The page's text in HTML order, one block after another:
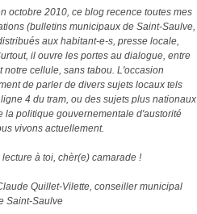
octobre 2010, ce blog recence toutes mes
(bulletins municipaux de Saint-Saulve,
aux habitant-e-s, presse locale,
il ouvre les portes au dialogue, entre
notre cellule, sans tabou. L'occasion
de parler de divers sujets locaux tels
4 du tram, ou des sujets plus nationaux
la politique gouvernementale d'austorité
vivons actuellement.
à toi, chèr(e) camarade !
Quillet-Vilette, conseiller municipal
Saint-Saulve